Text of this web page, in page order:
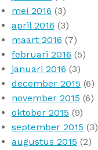
mei 2016 (3)
april 2016 (3)
maart 2016 (7)
februari 2016 (5)
januari 2016 (3)
december 2015 (6)
november 2015 (6)
oktober 2015 (9)
september 2015 (3)
augustus 2015 (2)